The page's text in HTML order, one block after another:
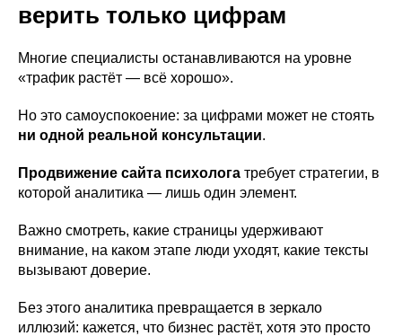
верить только цифрам
Многие специалисты останавливаются на уровне
«трафик растёт — всё хорошо».
Но это самоуспокоение: за цифрами может не стоять
ни одной реальной консультации.
Продвижение сайта психолога требует стратегии, в
которой аналитика — лишь один элемент.
Важно смотреть, какие страницы удерживают
внимание, на каком этапе люди уходят, какие тексты
вызывают доверие.
Без этого аналитика превращается в зеркало
иллюзий: кажется, что бизнес растёт, хотя это просто